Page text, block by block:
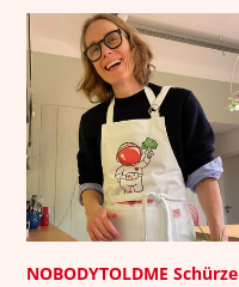
NOBODYTOLDME
Schürze
mit
Astronautin
NOBODYTOLDME Schürze